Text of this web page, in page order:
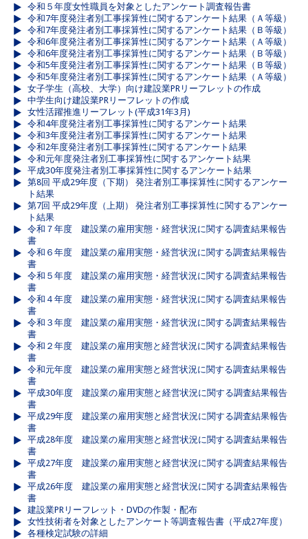
令和５年度女性職員を対象としたアンケート調査報告書
令和7年度発注者別工事採算性に関するアンケート結果（Ａ等級）
令和7年度発注者別工事採算性に関するアンケート結果（Ｂ等級）
令和6年度発注者別工事採算性に関するアンケート結果（Ａ等級）
令和6年度発注者別工事採算性に関するアンケート結果（Ｂ等級）
令和5年度発注者別工事採算性に関するアンケート結果（Ｂ等級）
令和5年度発注者別工事採算性に関するアンケート結果（Ａ等級）
女子学生（高校、大学）向け建設業PRリーフレットの作成
中学生向け建設業PRリーフレットの作成
女性活躍推進リーフレット(平成31年3月)
令和4年度発注者別工事採算性に関するアンケート結果
令和3年度発注者別工事採算性に関するアンケート結果
令和2年度発注者別工事採算性に関するアンケート結果
令和元年度発注者別工事採算性に関するアンケート結果
平成30年度発注者別工事採算性に関するアンケート結果
第8回 平成29年度（下期） 発注者別工事採算性に関するアンケー
ト結果
第7回 平成29年度（上期） 発注者別工事採算性に関するアンケー
ト結果
令和７年度 建設業の雇用実態・経営状況に関する調査結果報告
書
令和６年度 建設業の雇用実態・経営状況に関する調査結果報告
書
令和５年度 建設業の雇用実態・経営状況に関する調査結果報告
書
令和４年度 建設業の雇用実態・経営状況に関する調査結果報告
書
令和３年度 建設業の雇用実態・経営状況に関する調査結果報告
書
令和２年度 建設業の雇用実態と経営状況に関する調査結果報告
書
令和元年度 建設業の雇用実態と経営状況に関する調査結果報告
書
平成30年度 建設業の雇用実態と経営状況に関する調査結果報告
書
平成29年度 建設業の雇用実態と経営状況に関する調査結果報告
書
平成28年度 建設業の雇用実態と経営状況に関する調査結果報告
書
平成27年度 建設業の雇用実態と経営状況に関する調査結果報告
書
平成26年度 建設業の雇用実態と経営状況に関する調査結果報告
書
建設業PRリーフレット・DVDの作製・配布
女性技術者を対象としたアンケート等調査報告書（平成27年度）
各種検定試験の詳細